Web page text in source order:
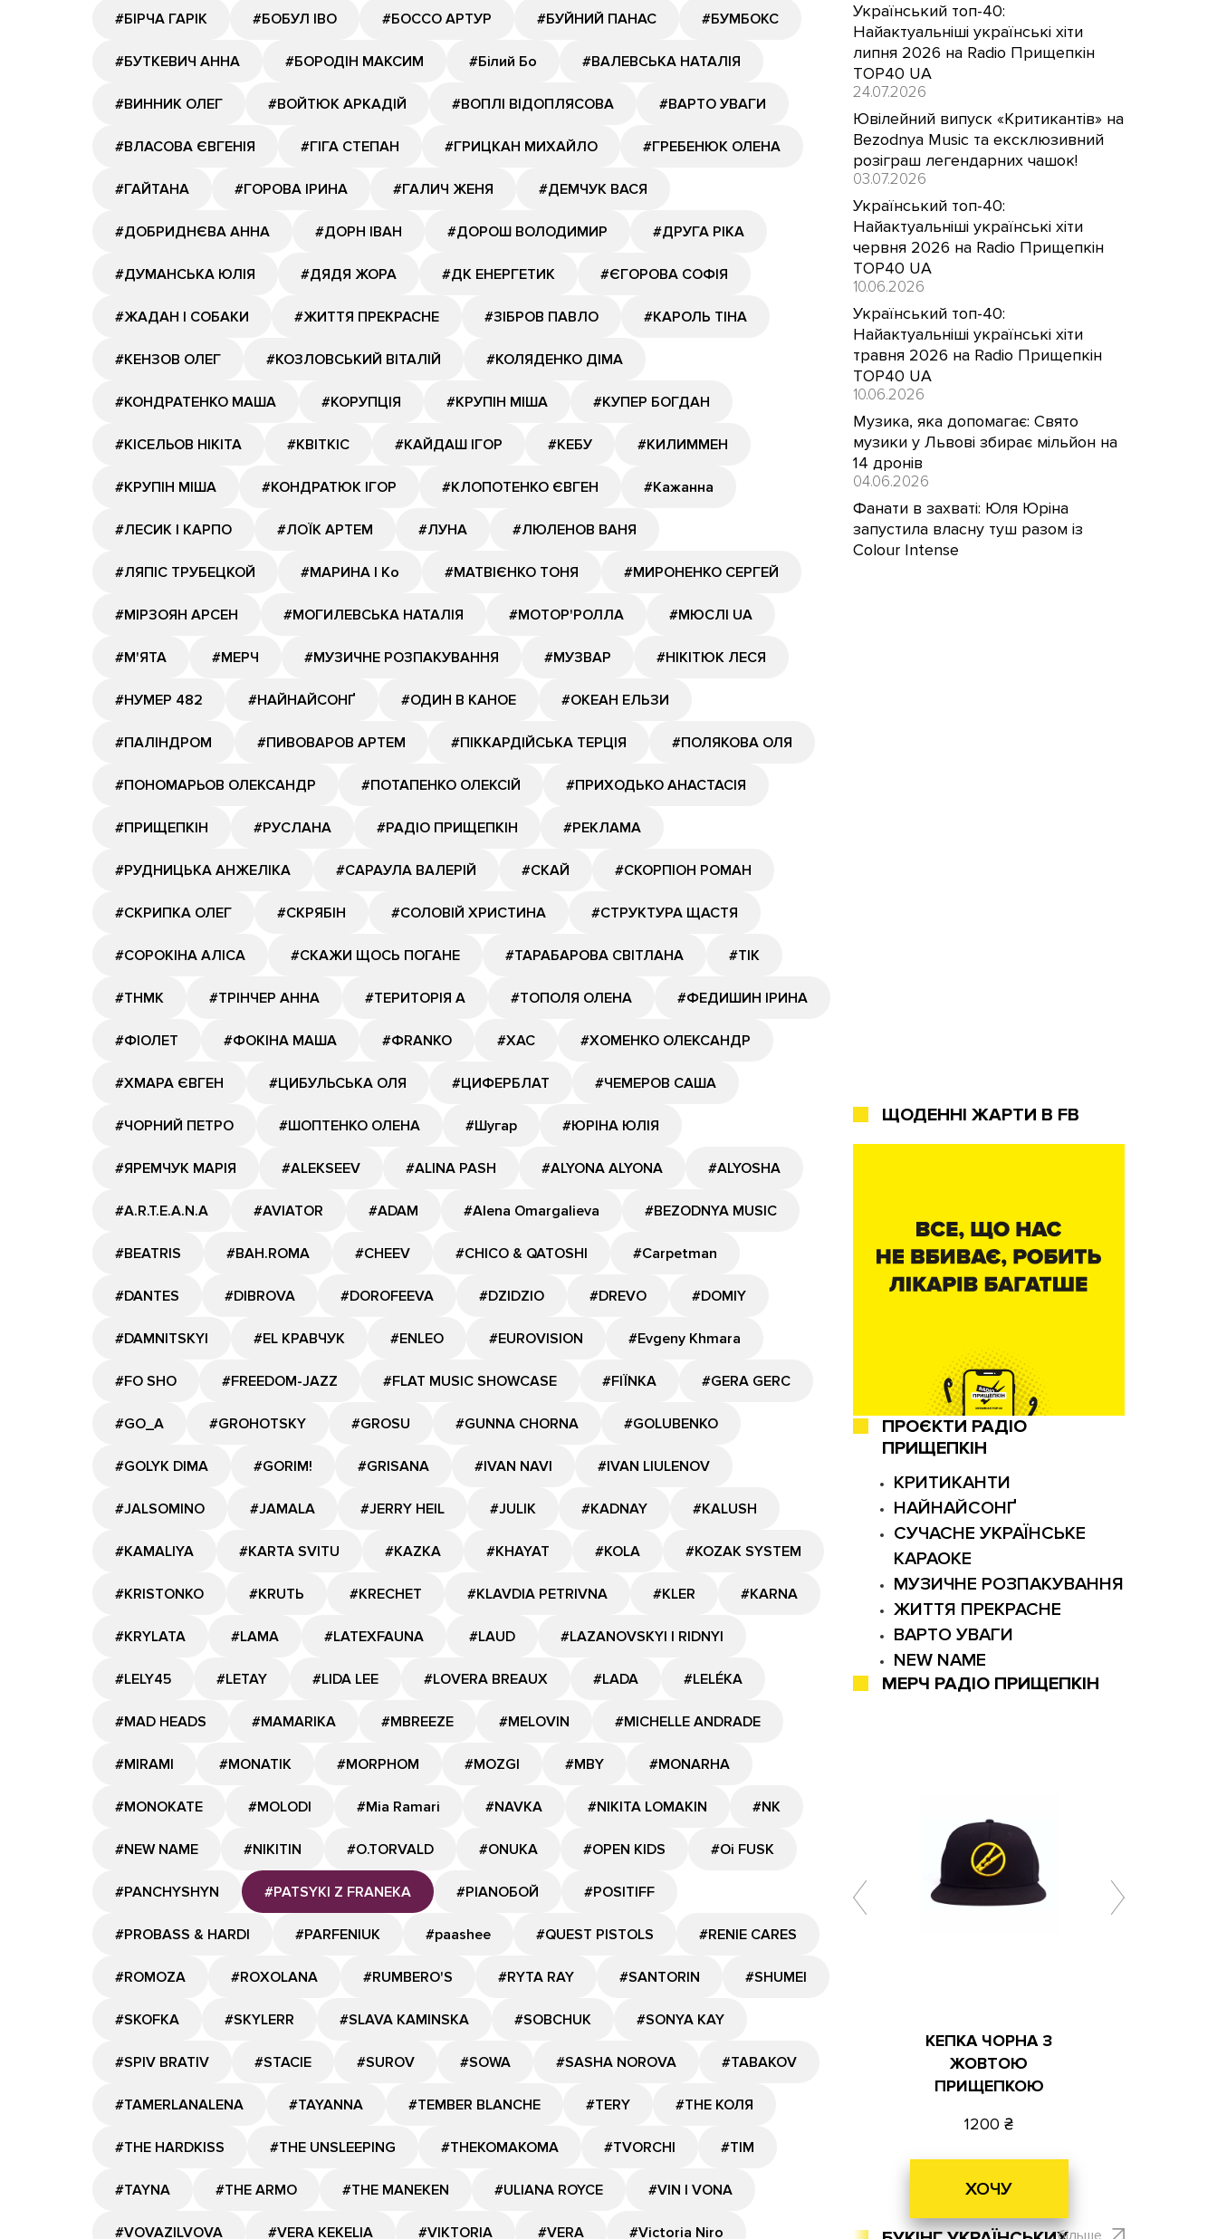
#БІРЧА ГАРІК #БОБУЛ ІВО #БОССО АРТУР #БУЙНИЙ ПАНАС #БУМБОКС
#БУТКЕВИЧ АННА #БОРОДІН МАКСИМ #Білий Бо #ВАЛЕВСЬКА НАТАЛІЯ
#ВИННИК ОЛЕГ #ВОЙТЮК АРКАДІЙ #ВОПЛІ ВІДОПЛЯСОВА #ВАРТО УВАГИ
#ВЛАСОВА ЄВГЕНІЯ #ГІГА СТЕПАН #ГРИЦКАН МИХАЙЛО #ГРЕБЕНЮК ОЛЕНА
#ГАЙТАНА #ГОРОВА ІРИНА #ГАЛИЧ ЖЕНЯ #ДЕМЧУК ВАСЯ
#ДОБРИДНЄВА АННА #ДОРН ІВАН #ДОРОШ ВОЛОДИМИР #ДРУГА РІКА
#ДУМАНСЬКА ЮЛІЯ #ДЯДЯ ЖОРА #ДК ЕНЕРГЕТИК #ЄГОРОВА СОФІЯ
#ЖАДАН І СОБАКИ #ЖИТТЯ ПРЕКРАСНЕ #ЗІБРОВ ПАВЛО #КАРОЛЬ ТІНА
#КЕНЗОВ ОЛЕГ #КОЗЛОВСЬКИЙ ВІТАЛІЙ #КОЛЯДЕНКО ДІМА
#КОНДРАТЕНКО МАША #КОРУПЦІЯ #КРУПІН МІША #КУПЕР БОГДАН
#КІСЕЛЬОВ НІКІТА #КВІТКІС #КАЙДАШ ІГОР #КЕБУ #КИЛИММЕН
#КРУПІН МІША #КОНДРАТЮК ІГОР #КЛОПОТЕНКО ЄВГЕН #Кажанна
#ЛЕСИК І КАРПО #ЛОЇК АРТЕМ #ЛУНА #ЛЮЛЕНОВ ВАНЯ
#ЛЯПІС ТРУБЕЦКОЙ #МАРИНА І Ко #МАТВІЄНКО ТОНЯ #МИРОНЕНКО СЕРГЕЙ
#МІРЗОЯН АРСЕН #МОГИЛЕВСЬКА НАТАЛІЯ #МОТОР'РОЛЛА #МЮСЛІ UA
#М'ЯТА #МЕРЧ #МУЗИЧНЕ РОЗПАКУВАННЯ #МУЗВАР #НІКІТЮК ЛЕСЯ
#НУМЕР 482 #НАЙНАЙСОНҐ #ОДИН В КАНОЕ #ОКЕАН ЕЛЬЗИ
#ПАЛІНДРОМ #ПИВОВАРОВ АРТЕМ #ПІККАРДІЙСЬКА ТЕРЦІЯ #ПОЛЯКОВА ОЛЯ
#ПОНОМАРЬОВ ОЛЕКСАНДР #ПОТАПЕНКО ОЛЕКСІЙ #ПРИХОДЬКО АНАСТАСІЯ
#ПРИЩЕПКІН #РУСЛАНА #РАДІО ПРИЩЕПКІН #РЕКЛАМА
#РУДНИЦЬКА АНЖЕЛІКА #САРАУЛА ВАЛЕРІЙ #СКАЙ #СКОРПІОН РОМАН
#СКРИПКА ОЛЕГ #СКРЯБІН #СОЛОВІЙ ХРИСТИНА #СТРУКТУРА ЩАСТЯ
#СОРОКІНА АЛІСА #СКАЖИ ЩОСЬ ПОГАНЕ #ТАРАБАРОВА СВІТЛАНА #ТІК
#ТНМК #ТРІНЧЕР АННА #ТЕРИТОРІЯ А #ТОПОЛЯ ОЛЕНА #ФЕДИШИН ІРИНА
#ФІОЛЕТ #ФОКІНА МАША #ФRANKO #ХАС #ХОМЕНКО ОЛЕКСАНДР
#ХМАРА ЄВГЕН #ЦИБУЛЬСЬКА ОЛЯ #ЦИФЕРБЛАТ #ЧЕМЕРОВ САША
#ЧОРНИЙ ПЕТРО #ШОПТЕНКО ОЛЕНА #Шугар #ЮРІНА ЮЛІЯ
#ЯРЕМЧУК МАРІЯ #ALEKSEEV #ALINA PASH #ALYONA ALYONA #ALYOSHA
#A.R.T.E.A.N.A #AVIATOR #ADAM #Alena Omargalieva #BEZODNYA MUSIC
#BEATRIS #BAH.ROMA #CHEEV #CHICO & QATOSHI #Carpetman
#DANTES #DIBROVA #DOROFEEVA #DZIDZIO #DREVO #DOMIY
#DAMNITSKYI #EL КРАВЧУК #ENLEO #EUROVISION #Evgeny Khmara
#FO SHO #FREEDOM-JAZZ #FLAT MUSIC SHOWCASE #FIЇNKA #GERA GERC
#GО_A #GROHOTSKY #GROSU #GUNNA CHORNA #GOLUBENKO
#GOLYK DIMA #GORIM! #GRISANA #IVAN NAVI #IVAN LIULENOV
#JALSOMINO #JAMALA #JERRY HEIL #JULIK #KADNAY #KALUSH
#KAMALIYA #KARTA SVITU #KAZKA #KHAYAT #KOLA #KOZAK SYSTEM
#KRISTONKO #KRUTЬ #KRECHET #KLAVDIA PETRIVNA #KLER #KARNA
#KRYLATA #LAMA #LATEXFAUNA #LAUD #LAZANOVSKYI I RIDNYI
#LELY45 #LETAY #LIDA LEE #LOVERA BREAUX #LADA #LELÉKA
#MAD HEADS #MAMARIKA #MBREEZE #MELOVIN #MICHELLE ANDRADE
#MIRAMI #MONATIK #MORPHOM #MOZGI #MBY #MONARHA
#MONOKATE #MOLODI #Mia Ramari #NAVKA #NIKITA LOMAKIN #NK
#NEW NAME #NIKITIN #O.TORVALD #ONUKA #OPEN KIDS #Oi FUSK
#PANCHYSHYN #PATSYKI Z FRANEKA #PIANOБОЙ #POSITIFF
#PROBASS & HARDI #PARFENIUK #paashee #QUEST PISTOLS #RENIE CARES
#ROMOZA #ROXOLANA #RUMBERO'S #RYTA RAY #SANTORIN #SHUMEI
#SKOFKA #SKYLERR #SLAVA KAMINSKA #SOBCHUK #SONYA KAY
#SPIV BRATIV #STACIE #SUROV #SOWA #SASHA NOROVA #TABAKOV
#TAMERLANALENA #TAYANNA #TEMBER BLANCHE #TERY #THE КОЛЯ
#THE HARDKISS #THE UNSLEEPING #THEKOMAKOMA #TVORCHI #TIM
#TAYNA #THE ARMO #THE MANEKEN #ULIANA ROYCE #VIN I VONA
#VOVAZILVOVA #VERA KEKELIA #VIKTORIA #VERA #Victoria Niro
Український топ-40:
Найактуальніші українські хіти
липня 2026 на Radio Прищепкін
TOP40 UA
24.07.2026
Ювілейний випуск «Критикантів» на
Bezodnya Music та ексклюзивний
розіграш легендарних чашок!
03.07.2026
Український топ-40:
Найактуальніші українські хіти
червня 2026 на Radio Прищепкін
TOP40 UA
10.06.2026
Український топ-40:
Найактуальніші українські хіти
травня 2026 на Radio Прищепкін
TOP40 UA
10.06.2026
Музика, яка допомагає: Свято
музики у Львові збирає мільйон на
14 дронів
04.06.2026
Фанати в захваті: Юля Юріна
запустила власну туш разом із
Colour Intense
ЩОДЕННІ ЖАРТИ В FB
ПРОЄКТИ РАДІО
ПРИЩЕПКІН
КРИТИКАНТИ
НАЙНАЙСОНҐ
СУЧАСНЕ УКРАЇНСЬКЕ
КАРАОКЕ
МУЗИЧНЕ РОЗПАКУВАННЯ
ЖИТТЯ ПРЕКРАСНЕ
ВАРТО УВАГИ
NEW NAME
МЕРЧ РАДІО ПРИЩЕПКІН
КЕПКА ЧОРНА З
ЖОВТОЮ
ПРИЩЕПКОЮ
1200
ХОЧУ
більше